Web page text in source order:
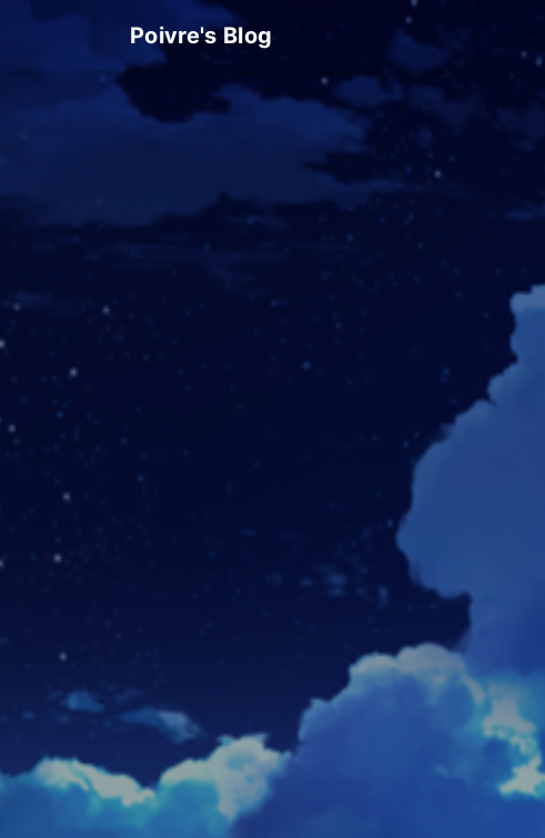
Poivre's Blog